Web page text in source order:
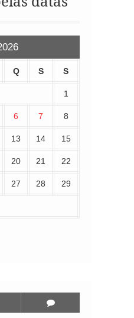
Q S S
1
6 7 8
13 14 15
20 21 22
27 28 29